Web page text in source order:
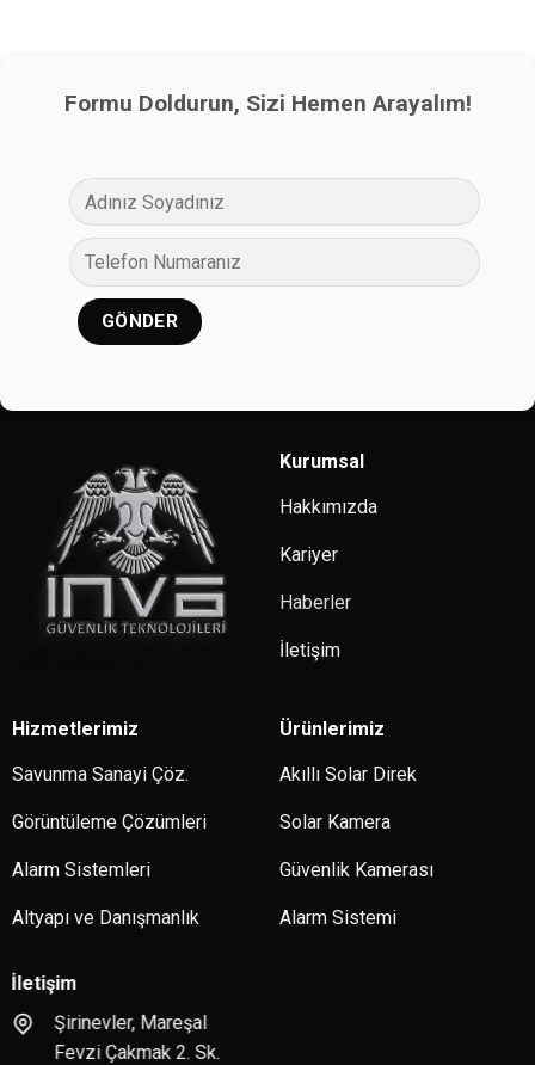
Formu Doldurun, Sizi Hemen Arayalım!
Kurumsal
Hakkımızda
Kariyer
Haberler
İletişim
Hizmetlerimiz
Savunma Sanayi Çöz.
Görüntüleme Çözümleri
Alarm Sistemleri
Altyapı ve Danışmanlık
Ürünlerimiz
Akıllı Solar Direk
Solar Kamera
Güvenlik Kamerası
Alarm Sistemi
İletişim
Şirinevler, Mareşal
Fevzi Çakmak 2. Sk.